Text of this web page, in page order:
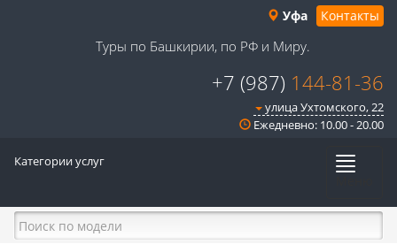
Уфа Контакты
Туры по Башкирии, по РФ и Миру.
+7 (987) 144-81-36
улица Ухтомского, 22
Ежедневно: 10.00 - 20.00
Категории услуг